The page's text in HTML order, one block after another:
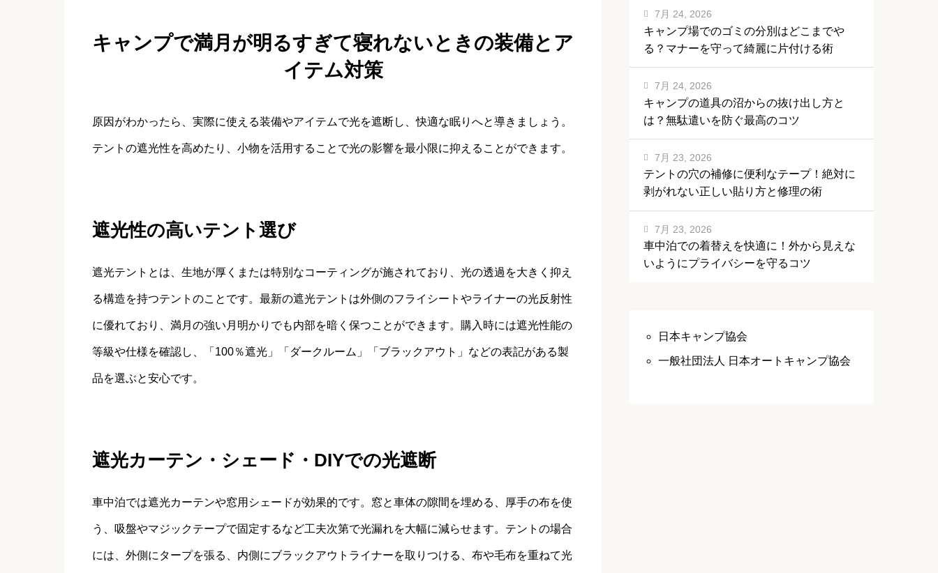
キャンプで満月が明るすぎて寝れないときの装備とア
イテム対策
原因がわかったら、実際に使える装備やアイテムで光を遮断し、快適な眠りへと導きましょう。
テントの遮光性を高めたり、小物を活用することで光の影響を最小限に抑えることができます。
遮光性の高いテント選び
遮光テントとは、生地が厚くまたは特別なコーティングが施されており、光の透過を大きく抑え
る構造を持つテントのことです。最新の遮光テントは外側のフライシートやライナーの光反射性
に優れており、満月の強い月明かりでも内部を暗く保つことができます。購入時には遮光性能の
等級や仕様を確認し、「100％遮光」「ダークルーム」「ブラックアウト」などの表記がある製
品を選ぶと安心です。
遮光カーテン・シェード・DIYでの光遮断
車中泊では遮光カーテンや窓用シェードが効果的です。窓と車体の隙間を埋める、厚手の布を使
う、吸盤やマジックテープで固定するなど工夫次第で光漏れを大幅に減らせます。テントの場合
には、外側にタープを張る、内側にブラックアウトライナーを取りつける、布や毛布を重ねて光
キャンプ場でのゴミの分別はどこまでや
る？マナーを守って綺麗に片付ける術
7月 24, 2026
キャンプの道具の沼からの抜け出し方と
は？無駄遣いを防ぐ最高のコツ
7月 24, 2026
テントの穴の補修に便利なテープ！絶対に
剥がれない正しい貼り方と修理の術
7月 23, 2026
車中泊での着替えを快適に！外から見えな
いようにプライバシーを守るコツ
7月 23, 2026
日本キャンプ協会
一般社団法人 日本オートキャンプ協会